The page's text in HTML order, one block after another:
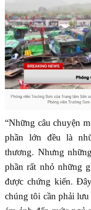
“Những câu chuyện
phần lớn đều là
thương. Nhưng
phần rất nhỏ những
được chứng kiến.
chúng tôi cần phải